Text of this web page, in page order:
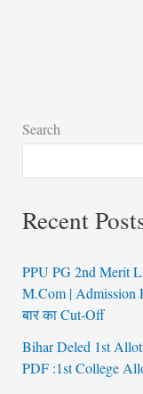
Search
Recent
PPU PG 2nd Merit
M.Com | Admission
बार का Cut-Off
Bihar Deled 1st
PDF :1st College